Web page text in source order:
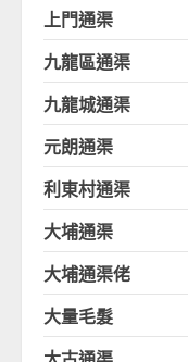
上門通渠
九龍區通渠
九龍城通渠
元朗通渠
利東村通渠
大埔通渠
大埔通渠佬
大量毛髮